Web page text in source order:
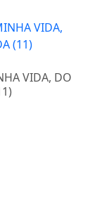
VIDA, DO